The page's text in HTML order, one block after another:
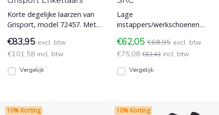
Korte degelijke laarzen van
Grisport, model 72457. Met
gevoerd, plus Sympa
Werkschoenen zonder veters
€83,95 excl. btw
€101,58 incl. btw
Vergelijk
Lage
instappers/werkschoenen
model Venezia.
Waterafstotend en beschikt
- instappers
€62,05 €68,95 excl. btw
€75,08 €83,43 incl. btw
Vergelijk
10% Korting 10% Korting